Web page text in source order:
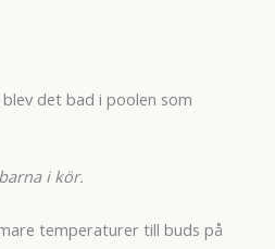
det bad i poolen som
i kör.
temperaturer till buds på